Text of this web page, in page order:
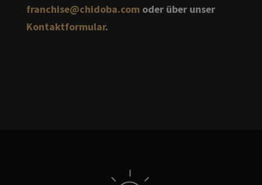
franchise@chidoba.comoder über unser
Kontaktformular.